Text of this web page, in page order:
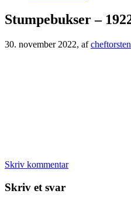
Stumpebukser –
30. november 2022, afcheftorsten
Skriv kommentar
Læserinteraktioner
Skriv et svar